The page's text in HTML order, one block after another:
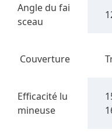
Angle du fai
sceau
Couverture
Efficacité lu
mineuse